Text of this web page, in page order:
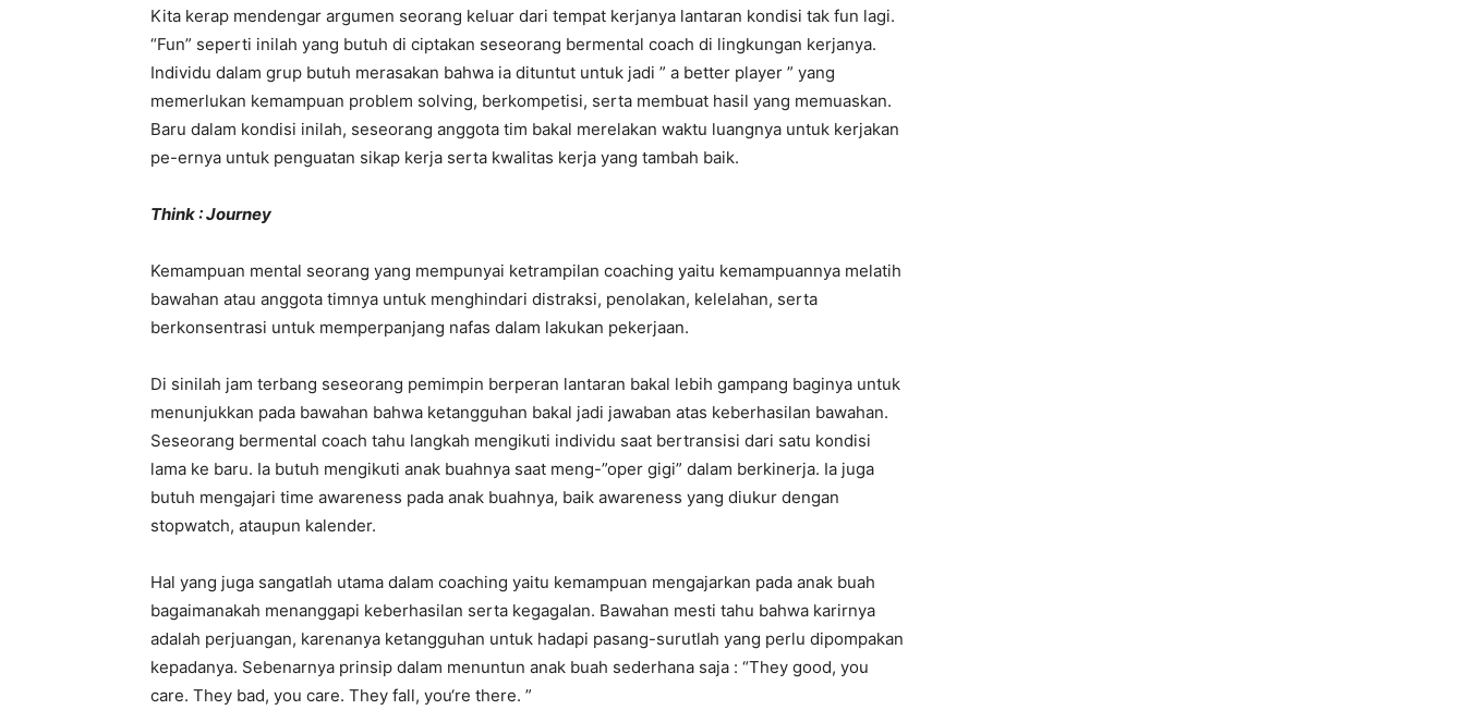
Kita kerap mendengar argumen seorang keluar dari tempat kerjanya lantaran kondisi tak fun lagi.
“Fun” seperti inilah yang butuh di ciptakan seseorang bermental coach di lingkungan kerjanya.
Individu dalam grup butuh merasakan bahwa ia dituntut untuk jadi ” a better player ” yang
memerlukan kemampuan problem solving, berkompetisi, serta membuat hasil yang memuaskan.
Baru dalam kondisi inilah, seseorang anggota tim bakal merelakan waktu luangnya untuk kerjakan
pe-ernya untuk penguatan sikap kerja serta kwalitas kerja yang tambah baik.
Think : Journey
Kemampuan mental seorang yang mempunyai ketrampilan coaching yaitu kemampuannya melatih
bawahan atau anggota timnya untuk menghindari distraksi, penolakan, kelelahan, serta
berkonsentrasi untuk memperpanjang nafas dalam lakukan pekerjaan.
Di sinilah jam terbang seseorang pemimpin berperan lantaran bakal lebih gampang baginya untuk
menunjukkan pada bawahan bahwa ketangguhan bakal jadi jawaban atas keberhasilan bawahan.
Seseorang bermental coach tahu langkah mengikuti individu saat bertransisi dari satu kondisi
lama ke baru. Ia butuh mengikuti anak buahnya saat meng-”oper gigi” dalam berkinerja. Ia juga
butuh mengajari time awareness pada anak buahnya, baik awareness yang diukur dengan
stopwatch, ataupun kalender.
Hal yang juga sangatlah utama dalam coaching yaitu kemampuan mengajarkan pada anak buah
bagaimanakah menanggapi keberhasilan serta kegagalan. Bawahan mesti tahu bahwa karirnya
adalah perjuangan, karenanya ketangguhan untuk hadapi pasang-surutlah yang perlu dipompakan
kepadanya. Sebenarnya prinsip dalam menuntun anak buah sederhana saja : “They good, you
care. They bad, you care. They fall, you‘re there. ”